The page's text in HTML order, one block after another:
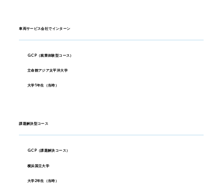
車両サービス会社でインターン
GCP（就業体験型コース）
立命館アジア太平洋大学
大学1年生（当時）
課題解決型コース
GCP（課題解決コース）
横浜国立大学
大学2年生（当時）